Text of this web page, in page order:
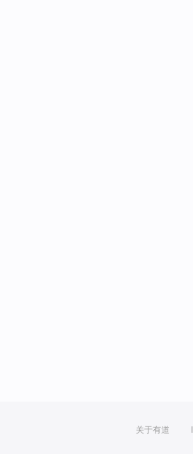
关于有道